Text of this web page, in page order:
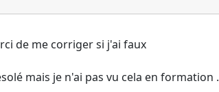
de me corriger si j'ai faux
mais je n'ai pas vu cela en formation .